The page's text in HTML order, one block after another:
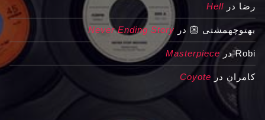
رضا در Hell
بهتوچهمشتی 👺 در Never Ending Story
Robiدر Masterpiece
کامران در Coyote